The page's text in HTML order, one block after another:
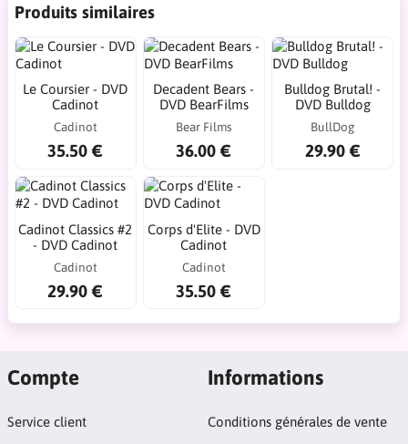
Produits similaires
Le Coursier - DVD
Cadinot
Cadinot
35.50 €
Decadent Bears -
DVD BearFilms
Bear Films
36.00 €
Bulldog Brutal! -
DVD Bulldog
BullDog
29.90 €
Cadinot Classics #2
- DVD Cadinot
Cadinot
29.90 €
Corps d'Elite - DVD
Cadinot
Cadinot
35.50 €
Compte
Service client
Informations
Conditions générales de vente